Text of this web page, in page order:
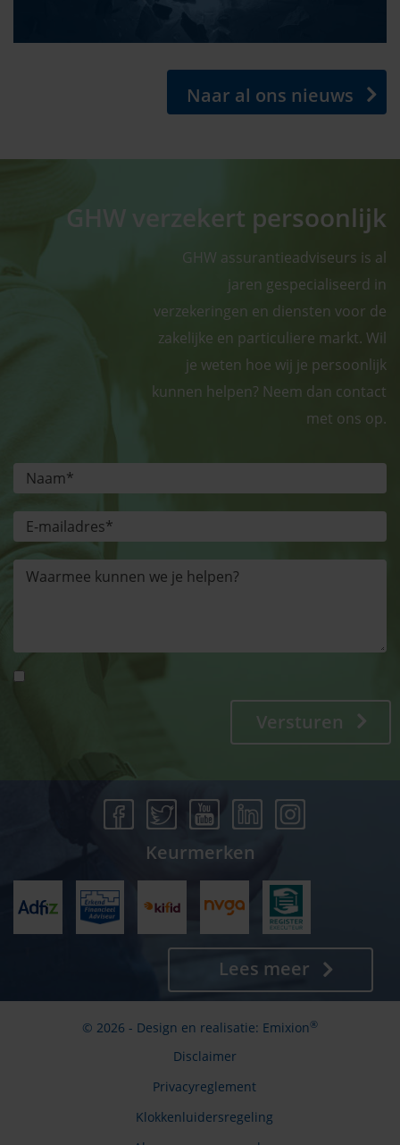
Naar al ons nieuws
GHW verzekert persoonlijk
GHW assurantieadviseurs is al
jaren gespecialiseerd in
verzekeringen en diensten voor de
zakelijke en particuliere markt. Wil
je weten hoe wij je persoonlijk
kunnen helpen? Neem dan contact
met ons op.
Versturen
Keurmerken
Lees meer
© 2026 - Design en realisatie: Emixion®
Disclaimer
Privacyreglement
Klokkenluidersregeling